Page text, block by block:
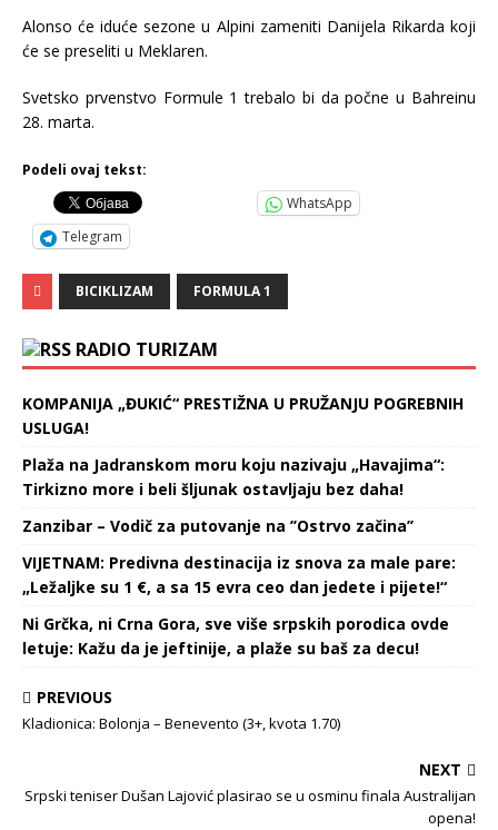
Alonso će iduće sezone u Alpini zameniti Danijela Rikarda koji
će se preseliti u Meklaren.
Svetsko prvenstvo Formule 1 trebalo bi da počne u Bahreinu
28. marta.
Podeli ovaj tekst:
WhatsApp
Telegram
BICIKLIZAM FORMULA 1
RADIO TURIZAM
KOMPANIJA „ĐUKIĆ“ PRESTIŽNA U PRUŽANJU POGREBNIH
USLUGA!
Plaža na Jadranskom moru koju nazivaju „Havajima“:
Tirkizno more i beli šljunak ostavljaju bez daha!
Zanzibar – Vodič za putovanje na ’’Ostrvo začina’’
VIJETNAM: Predivna destinacija iz snova za male pare:
„Ležaljke su 1 €, a sa 15 evra ceo dan jedete i pijete!“
Ni Grčka, ni Crna Gora, sve više srpskih porodica ovde
letuje: Kažu da je jeftinije, a plaže su baš za decu!
PREVIOUS
Kladionica: Bolonja – Benevento (3+, kvota 1.70)
NEXT
Srpski teniser Dušan Lajović plasirao se u osminu finala Australijan
opena!